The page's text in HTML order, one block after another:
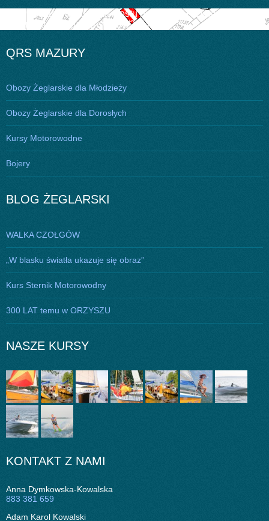
Nawigacja
wpisu
Opublikowano w
Budowa mostu na Kanale Piękna Góra –
Komunikat Nawigacyjny nr 30/2017
QRS MAZURY
Obozy Żeglarskie dla Młodzieży
Obozy Żeglarskie dla Dorosłych
Kursy Motorowodne
Bojery
BLOG ŻEGLARSKI
WALKA CZOŁGÓW
„W blasku światła ukazuje się obraz”
Kurs Sternik Motorowodny
300 LAT temu w ORZYSZU
NASZE KURSY
KONTAKT Z NAMI
Anna Dymkowska-Kowalska
883 381 659
Adam Karol Kowalski